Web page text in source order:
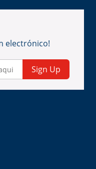
electrónico!
Sign Up